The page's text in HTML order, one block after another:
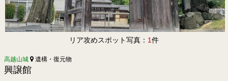
リア攻めスポット写真： 1件
高越山城 遺構・復元物
興譲館